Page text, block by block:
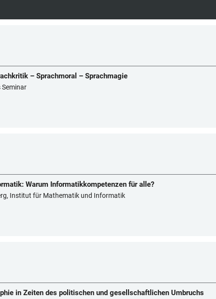
– Sprachmoral – Sprachmagie
Seminar
Warum Informatikkompetenzen für alle?
Institut für Mathematik und Informatik
in Zeiten des politischen und gesellschaftlichen Umbruchs